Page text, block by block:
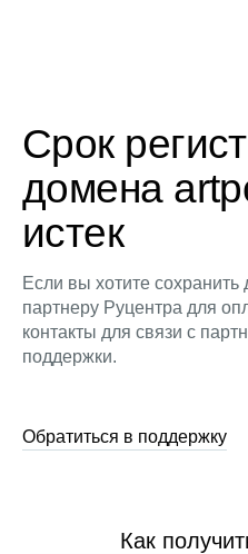
Срок
домена
истек
Если вы хотите
партнеру Руцентра для
контакты для связи с
поддержки.
Обратиться в поддержку
Как